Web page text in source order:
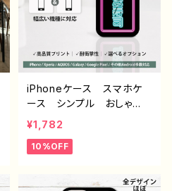
iPhoneケース スマホケ
ース シンプル おしゃ
れ 面白い おもしろスマ
ホケース ネタ系 エモ
い ほぼ 全機種対応 メン
AQUOS Xperia Goo
¥1,782
10%OFF